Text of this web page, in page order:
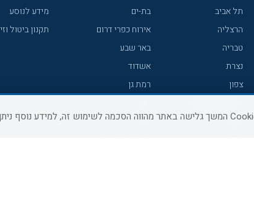
תל אביב
הרצליה
טבריה
נצרת
צפון
נתניה
בת-ים
אירוח כפרי דרום
באר שבע
אשדוד
רמת גן
עכו
מידע לנוסע
תקנון ביטול